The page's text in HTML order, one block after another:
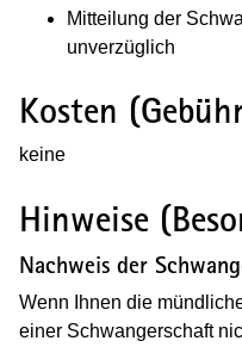
Mitteilung der
unverzüglich
Kosten
keine
Hinweise
Nachweis der
Wenn Ihnen die
einer Schwangerschaft